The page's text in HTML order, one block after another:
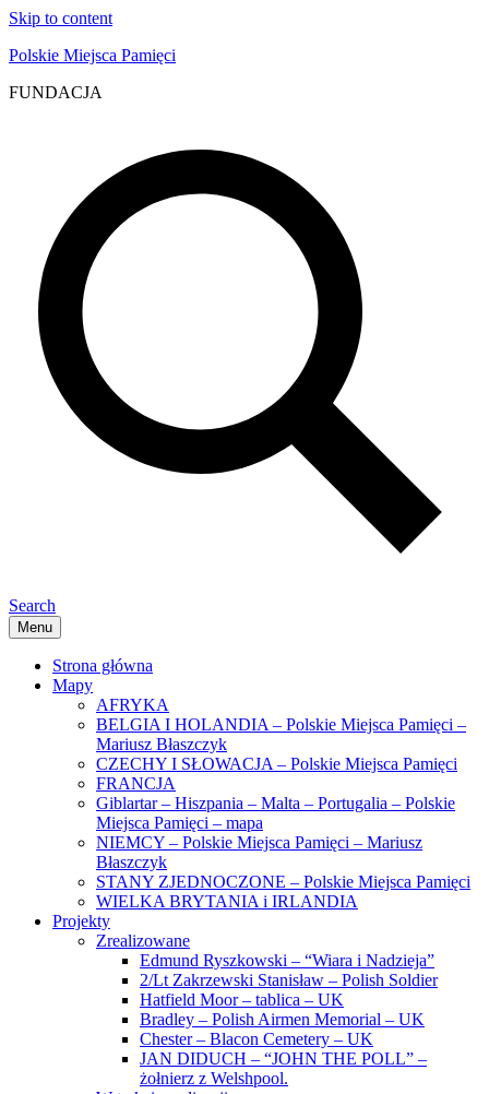
Skip to content
Polskie Miejsca Pamięci
FUNDACJA
Search
Menu
Strona główna
Mapy
AFRYKA
BELGIA I HOLANDIA – Polskie Miejsca Pamięci –
Mariusz Błaszczyk
CZECHY I SŁOWACJA – Polskie Miejsca Pamięci
FRANCJA
Giblartar – Hiszpania – Malta – Portugalia – Polskie
Miejsca Pamięci – mapa
NIEMCY – Polskie Miejsca Pamięci – Mariusz
Błaszczyk
STANY ZJEDNOCZONE – Polskie Miejsca Pamięci
WIELKA BRYTANIA i IRLANDIA
Projekty
Zrealizowane
Edmund Ryszkowski – “Wiara i Nadzieja”
2/Lt Zakrzewski Stanisław – Polish Soldier
Hatfield Moor – tablica – UK
Bradley – Polish Airmen Memorial – UK
Chester – Blacon Cemetery – UK
JAN DIDUCH – “JOHN THE POLL” –
żołnierz z Welshpool.